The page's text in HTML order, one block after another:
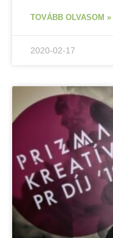
TOVÁBB OLVASOM »
2020-02-17